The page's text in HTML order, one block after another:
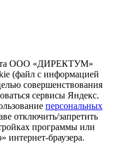
ООО «ДИРЕКТУМ»
(файл с информацией
совершенствования
сервисы Яндекс.
персональных
отключить/запретить
программы или
интернет-браузера.